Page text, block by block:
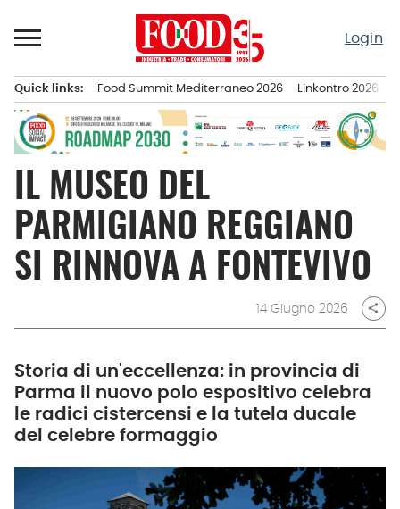
al
Login
principale
Quick links: Food Summit Mediterraneo 2026 Linkontro 2026
IL MUSEO DEL
PARMIGIANO REGGIANO
SI RINNOVA A FONTEVIVO
14 Giugno 2026 share
Storia di un'eccellenza: in provincia di
Parma il nuovo polo espositivo celebra
le radici cistercensi e la tutela ducale
del celebre formaggio